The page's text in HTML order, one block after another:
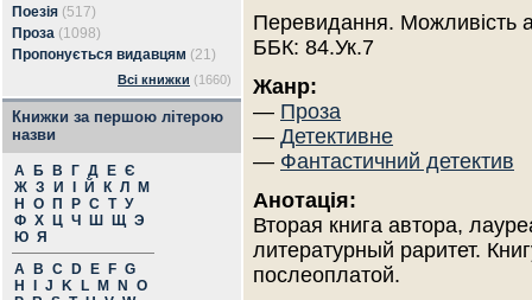
Поезія (517)
Проза (1098)
Пропонується видавцям (21)
Всі книжки (1660)
Книжки за першою літерою
назви
А Б В Г Д Е Є
Ж З И Й К Л
М
Н
О П Р С Т У
Ф Х Ц Ч Ш Щ Э
Ю Я
A
B C D E F G
H
J K L M N
O
Перевидання. Можливість
ББК: 84.Ук.7
Жанр:
— Проза
— Детективне
— Фантастичний детектив
Анотація:
Вторая книга автора,
литературный раритет.
послеоплатой.